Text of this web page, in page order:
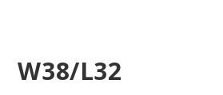
W38/L32